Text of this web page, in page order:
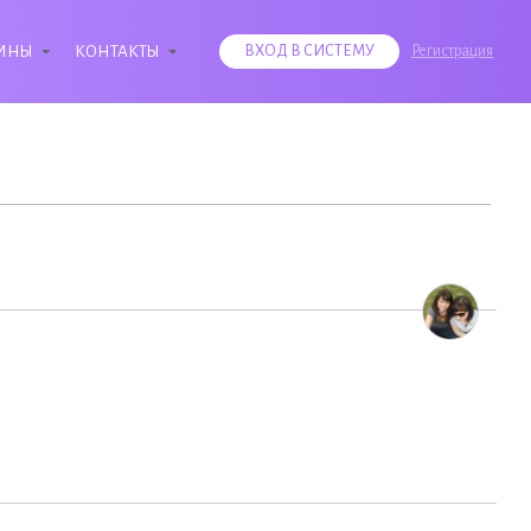
КОНТАКТЫ ВХОД В СИСТЕМУ Регистрация